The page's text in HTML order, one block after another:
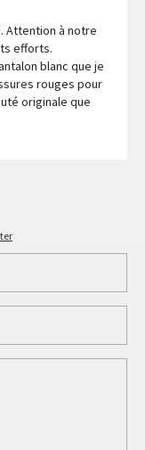
Attention à notre
efforts.
blanc que je
rouges pour
originale que